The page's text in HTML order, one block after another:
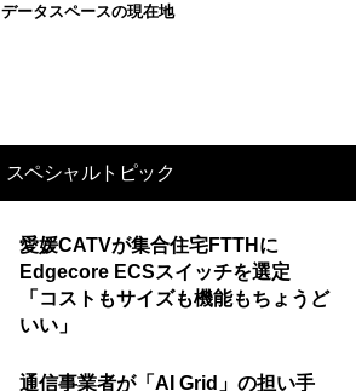
データスペースの現在地
スペシャルトピック
愛媛CATVが集合住宅FTTHに
Edgecore ECSスイッチを選定
「コストもサイズも機能もちょうど
いい」
通信事業者が「AI Grid」の担い手